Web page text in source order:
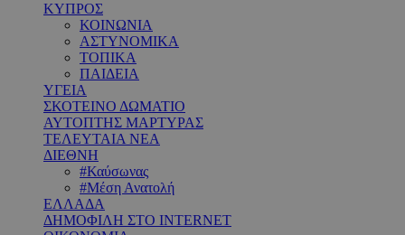
ΚΥΠΡΟΣ
ΚΟΙΝΩΝΙΑ
ΑΣΤΥΝΟΜΙΚΑ
ΤΟΠΙΚΑ
ΠΑΙΔΕΙΑ
ΥΓΕΙΑ
ΣΚΟΤΕΙΝΟ ΔΩΜΑΤΙΟ
ΑΥΤΟΠΤΗΣ ΜΑΡΤΥΡΑΣ
ΤΕΛΕΥΤΑΙΑ ΝΕΑ
ΔΙΕΘΝΗ
#Καύσωνας
#Μέση Ανατολή
ΕΛΛΑΔΑ
ΔΗΜΟΦΙΛΗ ΣΤΟ INTERNET